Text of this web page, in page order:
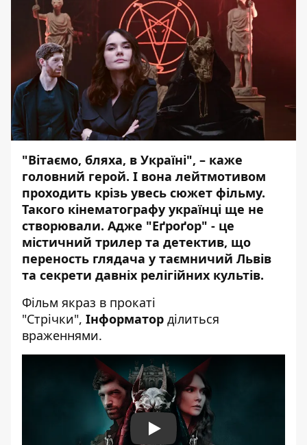
"Вітаємо, бляха, в Україні", – каже
головний герой. І вона лейтмотивом
проходить крізь увесь сюжет фільму.
Такого кінематографу українці ще не
створювали. Адже "Еґроґор" - це
містичний трилер та детектив, що
переность глядача у таємничий Львів
та секрети давніх релігійних культів.
Фільм якраз в прокаті
"Стрічки", Інформатор ділиться
враженнями.
Play